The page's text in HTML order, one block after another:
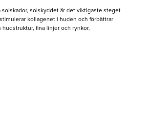
solskyddet är det viktigaste steget
kollagenet i huden och förbättrar
fina linjer och rynkor,